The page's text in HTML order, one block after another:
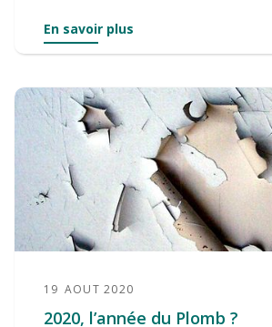
En savoir plus
19 AOUT 2020
2020, l’année du Plomb ?